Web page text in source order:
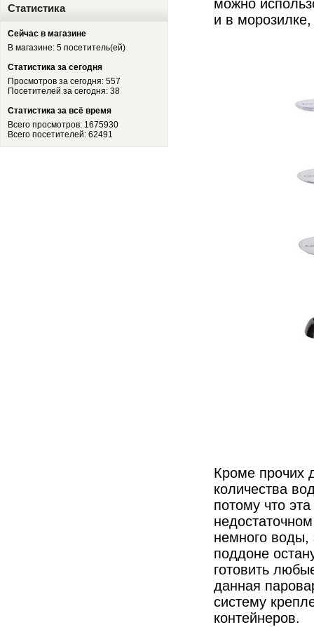
Статистика
Сейчас в магазине
В магазине: 5 посетитель(ей)
Статистика за сегодня
Просмотров за сегодня: 557
Посетителей за сегодня: 38
Статистика за всё время
Всего просмотров: 1675930
Всего посетителей: 62491
можно
и в
Кроме прочих
количества
потому что
немного воды,
поддоне
готовить
данная
систему
контейнеров.